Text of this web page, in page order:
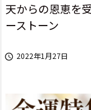
天からの恩恵を
ーストーン
 2022年1月27日